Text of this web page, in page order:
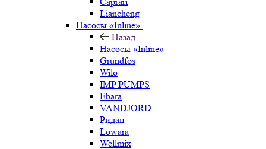
Liancheng
Насосы «Inline»
Назад
Насосы «Inline»
Grundfos
Wilo
IMP PUMPS
Ebara
VANDJORD
Ридан
Lowara
Wellmix